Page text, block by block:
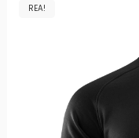
REA!